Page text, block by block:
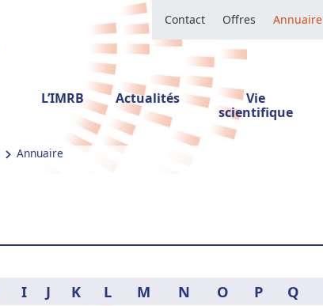
Contact Offres Annuaire
L’IMRB Actualités
Vie
scientifique
Annuaire
I J K L M N O P Q